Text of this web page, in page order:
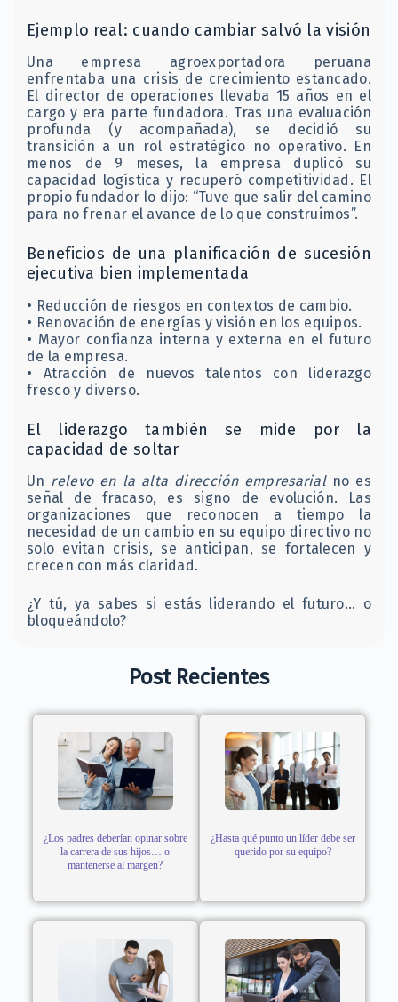
Ejemplo real: cuando cambiar salvó la visión
Una empresa agroexportadora peruana
enfrentaba una crisis de crecimiento estancado.
El director de operaciones llevaba 15 años en el
cargo y era parte fundadora. Tras una evaluación
profunda (y acompañada), se decidió su
transición a un rol estratégico no operativo. En
menos de 9 meses, la empresa duplicó su
capacidad logística y recuperó competitividad. El
propio fundador lo dijo: “Tuve que salir del camino
para no frenar el avance de lo que construimos”.
Beneficios de una planificación de sucesión
ejecutiva bien implementada
• Reducción de riesgos en contextos de cambio.
• Renovación de energías y visión en los equipos.
• Mayor confianza interna y externa en el futuro
de la empresa.
• Atracción de nuevos talentos con liderazgo
fresco y diverso.
El liderazgo también se mide por la
capacidad de soltar
Un relevo en la alta dirección empresarialno es
señal de fracaso, es signo de evolución. Las
organizaciones que reconocen a tiempo la
necesidad de un cambio en su equipo directivo no
solo evitan crisis, se anticipan, se fortalecen y
crecen con más claridad.
¿Y tú, ya sabes si estás liderando el futuro… o
bloqueándolo?
Post Recientes
¿Los padres deberían opinar sobre
la carrera de sus hijos… o
mantenerse al margen?
¿Hasta qué punto un líder debe ser
querido por su equipo?